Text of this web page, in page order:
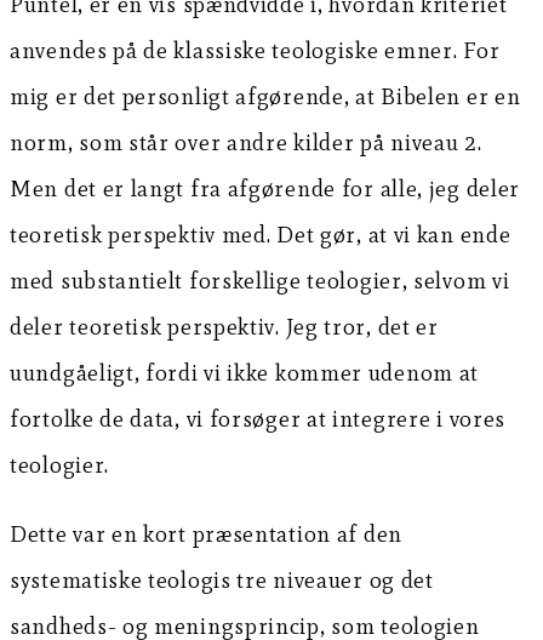
anvendes på de klassiske teologiske emner. For
mig er det personligt afgørende, at Bibelen er en
norm, som står over andre kilder på niveau 2.
Men det er langt fra afgørende for alle, jeg deler
teoretisk perspektiv med. Det gør, at vi kan ende
med substantielt forskellige teologier, selvom vi
deler teoretisk perspektiv. Jeg tror, det er
uundgåeligt, fordi vi ikke kommer udenom at
fortolke de data, vi forsøger at integrere i vores
teologier.
Dette var en kort præsentation af den
systematiske teologis tre niveauer og det
sandheds- og meningsprincip, som teologien